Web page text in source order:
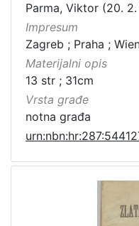
Parma, Viktor (20. 2.
Impresum
Zagreb ; Praha ;
Materijalni opis
13 str ; 31cm
Vrsta građe
notna građa